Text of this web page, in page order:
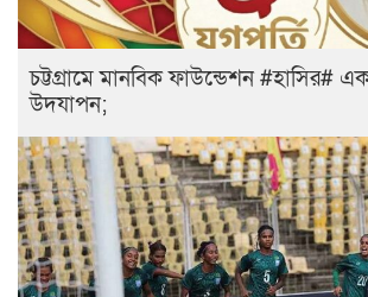
চট্টগ্রামে মানবিক ফাউন্ডেশন #হাসির#
উদযাপন;